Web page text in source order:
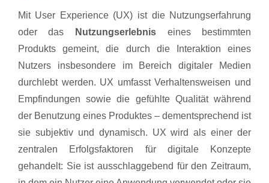
Mit User Experience (UX) ist die Nutzungserfahrung
oder das
Nutzungserlebnis eines bestimmten
Produkts gemeint, die durch die Interaktion eines
Nutzers insbesondere im Bereich digitaler Medien
durchlebt werden. UX umfasst Verhaltensweisen und
Empfindungen sowie die gefühlte Qualität während
der Benutzung eines Produktes – dementsprechend ist
sie subjektiv und dynamisch. UX wird als einer der
zentralen Erfolgsfaktoren für digitale Konzepte
gehandelt: Sie ist ausschlaggebend für den Zeitraum,